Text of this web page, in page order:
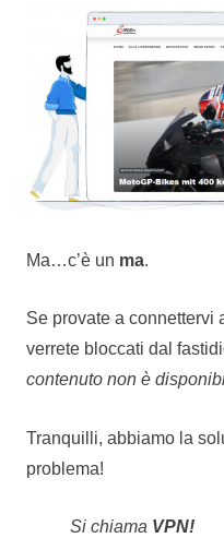
Ma…c’è un ma.
Se provate a connettervi
verrete bloccati dal
contenuto non è
Tranquilli, abbiamo la
problema!
Si chiama VPN!